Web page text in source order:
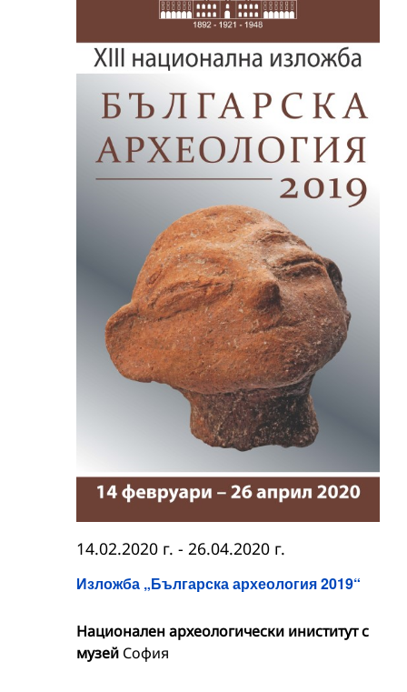
Изложба „Българска археология 2019“
14.02.2020 г. - 26.04.2020 г.
Национален археологически иниститут с
музей София